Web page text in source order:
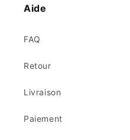
Aide
FAQ
Retour
Livraison
Paiement